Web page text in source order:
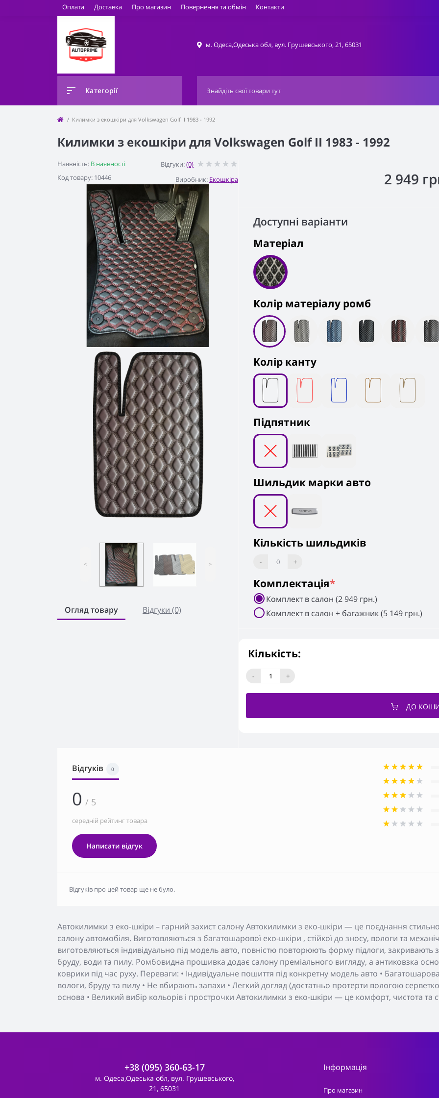
Оплата Доставка Про магазин Повернення та обмін Контакти
м. Одеса,Одеська обл, вул. Грушевського, 21, 65031
Категорії
Килимки з екошкіри для Volkswagen Golf II 1983 - 1992
Килимки з екошкіри для Volkswagen Golf II 1983 - 1992
Наявність: В наявності
Код товару: 10446
Відгуки:(0)
Виробник: Екошкіра
< >
Огляд товару Відгуки (0)
2 949
Доступні варіанти
Матеріал
Колiр матеріалу ромб
Колір канту
Підпятник
Шильдик марки авто
Кількість шильдиків
- 0 +
Комплектація*
Комплект в салон (2 949 грн.)
Комплект в салон + багажник (5 149 грн.)
Кількість:
- +
ДО
Автокилимки з еко-шкіри – гарний захист салону Автокилимки з еко-шкіри — це поєднання
салону автомобіля. Виготовляються з багатошарової еко-шкіри , стійкої до зносу, вологи та
виготовляються індивідуально під модель авто, повністю повторюють форму підлоги, закривають
бруду, води та пилу. Ромбовидна прошивка додає салону преміального вигляду, а антиковзка
коврики під час руху. Переваги: • Індивідуальне пошиття під конкретну модель авто •
вологи, бруду та пилу • Не вбирають запахи • Легкий догляд (достатньо протерти вологою
основа • Великий вибір кольорів і прострочки Автокилимки з еко-шкіри — це комфорт, чистота та
Відгуків 0
0 / 5
середній рейтинг товара
Написати відгук
Відгуків про цей товар ще не було.
+38 (095) 360-63-17
м. Одеса,Одеська обл, вул. Грушевського,
21, 65031
Інформація
Про магазин